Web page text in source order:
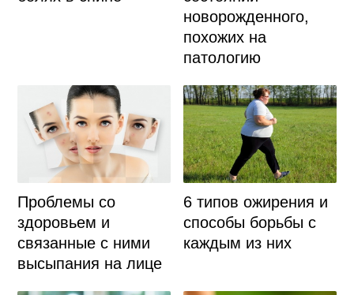
новорожденного,
похожих на
патологию
Проблемы со
здоровьем и
связанные с ними
высыпания на лице
6 типов ожирения и
способы борьбы с
каждым из них